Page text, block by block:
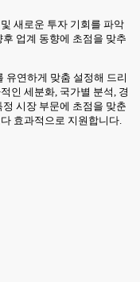
새로운 투자 기회를 파악
업계 동향에 초점을 맞추
유연하게 맞춤 설정해 드리
인 세분화, 국가별 분석, 경
시장 부문에 초점을 맞춘
효과적으로 지원합니다.